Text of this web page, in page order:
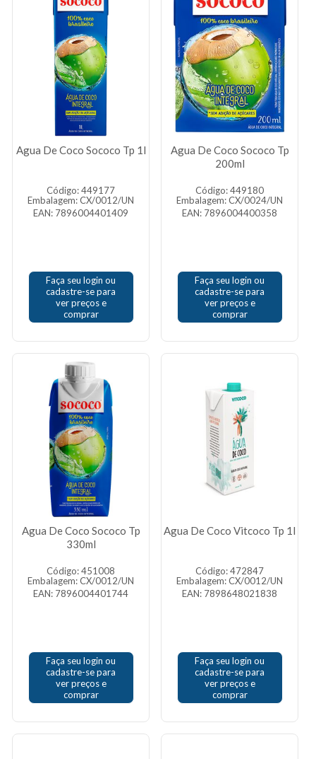
Agua De Coco Sococo Tp 1l
Código: 449177
Embalagem: CX/0012/UN
EAN: 7896004401409
Faça seu login ou
cadastre-se para
ver preços e
comprar
Agua De Coco Sococo Tp
200ml
Código: 449180
Embalagem: CX/0024/UN
EAN: 7896004400358
Faça seu login ou
cadastre-se para
ver preços e
comprar
Agua De Coco Sococo Tp
330ml
Código: 451008
Embalagem: CX/0012/UN
EAN: 7896004401744
Faça seu login ou
cadastre-se para
ver preços e
comprar
Agua De Coco Vitcoco Tp 1l
Código: 472847
Embalagem: CX/0012/UN
EAN: 7898648021838
Faça seu login ou
cadastre-se para
ver preços e
comprar